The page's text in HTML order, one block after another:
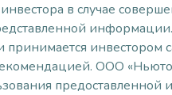
в случае
инвестором
ООО